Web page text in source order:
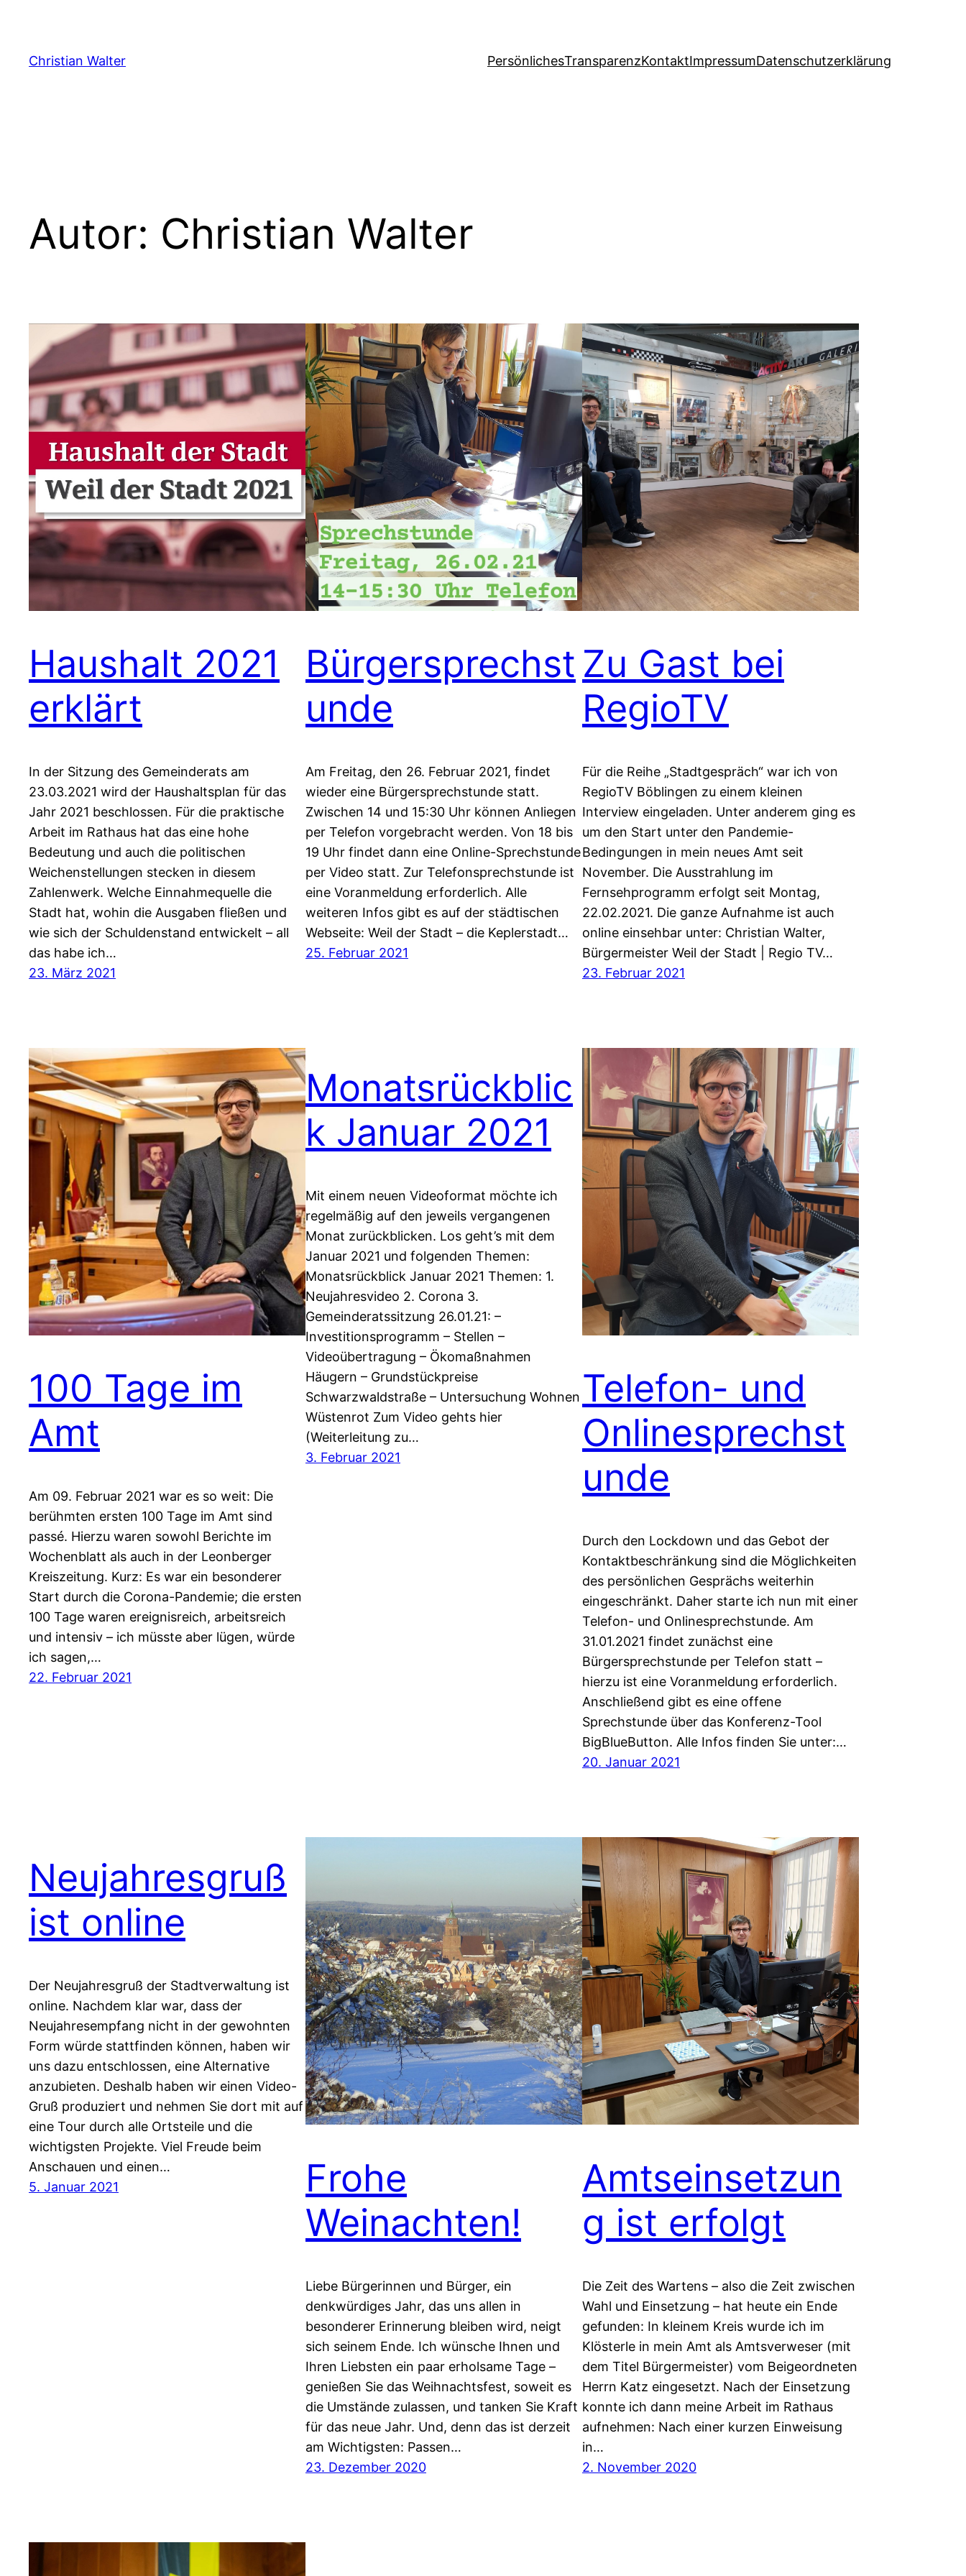
springen
Christian Walter PersönlichesTransparenzKontaktImpressumDatenschutzerklärung
Autor: Christian Walter
Haushalt 2021
erklärt
In der Sitzung des Gemeinderats am
23.03.2021 wird der Haushaltsplan für das
Jahr 2021 beschlossen. Für die praktische
Arbeit im Rathaus hat das eine hohe
Bedeutung und auch die politischen
Weichenstellungen stecken in diesem
Zahlenwerk. Welche Einnahmequelle die
Stadt hat, wohin die Ausgaben fließen und
wie sich der Schuldenstand entwickelt – all
das habe ich…
23. März 2021
Bürgersprechst
unde
Am Freitag, den 26. Februar 2021, findet
wieder eine Bürgersprechstunde statt.
Zwischen 14 und 15:30 Uhr können Anliegen
per Telefon vorgebracht werden. Von 18 bis
19 Uhr findet dann eine Online-Sprechstunde
per Video statt. Zur Telefonsprechstunde ist
eine Voranmeldung erforderlich. Alle
weiteren Infos gibt es auf der städtischen
Webseite: Weil der Stadt – die Keplerstadt…
25. Februar 2021
Zu Gast bei
RegioTV
Für die Reihe „Stadtgespräch“ war ich von
RegioTV Böblingen zu einem kleinen
Interview eingeladen. Unter anderem ging es
um den Start unter den Pandemie-
Bedingungen in mein neues Amt seit
November. Die Ausstrahlung im
Fernsehprogramm erfolgt seit Montag,
22.02.2021. Die ganze Aufnahme ist auch
online einsehbar unter: Christian Walter,
Bürgermeister Weil der Stadt | Regio TV…
23. Februar 2021
100 Tage im
Amt
Am 09. Februar 2021 war es so weit: Die
berühmten ersten 100 Tage im Amt sind
passé. Hierzu waren sowohl Berichte im
Wochenblatt als auch in der Leonberger
Kreiszeitung. Kurz: Es war ein besonderer
Start durch die Corona-Pandemie; die ersten
100 Tage waren ereignisreich, arbeitsreich
und intensiv – ich müsste aber lügen, würde
ich sagen,…
22. Februar 2021
Monatsrückblic
k Januar 2021
Mit einem neuen Videoformat möchte ich
regelmäßig auf den jeweils vergangenen
Monat zurückblicken. Los geht’s mit dem
Januar 2021 und folgenden Themen:
Monatsrückblick Januar 2021 Themen: 1.
Neujahresvideo 2. Corona 3.
Gemeinderatssitzung 26.01.21: –
Investitionsprogramm – Stellen –
Videoübertragung – Ökomaßnahmen
Häugern – Grundstückpreise
Schwarzwaldstraße – Untersuchung Wohnen
Wüstenrot Zum Video gehts hier
(Weiterleitung zu…
3. Februar 2021
Telefon- und
Onlinesprechst
unde
Durch den Lockdown und das Gebot der
Kontaktbeschränkung sind die Möglichkeiten
des persönlichen Gesprächs weiterhin
eingeschränkt. Daher starte ich nun mit einer
Telefon- und Onlinesprechstunde. Am
31.01.2021 findet zunächst eine
Bürgersprechstunde per Telefon statt –
hierzu ist eine Voranmeldung erforderlich.
Anschließend gibt es eine offene
Sprechstunde über das Konferenz-Tool
BigBlueButton. Alle Infos finden Sie unter:…
20. Januar 2021
Neujahresgruß
ist online
Der Neujahresgruß der Stadtverwaltung ist
online. Nachdem klar war, dass der
Neujahresempfang nicht in der gewohnten
Form würde stattfinden können, haben wir
uns dazu entschlossen, eine Alternative
anzubieten. Deshalb haben wir einen Video-
Gruß produziert und nehmen Sie dort mit auf
eine Tour durch alle Ortsteile und die
wichtigsten Projekte. Viel Freude beim
Anschauen und einen…
5. Januar 2021
Frohe
Weinachten!
Liebe Bürgerinnen und Bürger, ein
denkwürdiges Jahr, das uns allen in
besonderer Erinnerung bleiben wird, neigt
sich seinem Ende. Ich wünsche Ihnen und
Ihren Liebsten ein paar erholsame Tage –
genießen Sie das Weihnachtsfest, soweit es
die Umstände zulassen, und tanken Sie Kraft
für das neue Jahr. Und, denn das ist derzeit
am Wichtigsten: Passen…
23. Dezember 2020
Amtseinsetzun
g ist erfolgt
Die Zeit des Wartens – also die Zeit zwischen
Wahl und Einsetzung – hat heute ein Ende
gefunden: In kleinem Kreis wurde ich im
Klösterle in mein Amt als Amtsverweser (mit
dem Titel Bürgermeister) vom Beigeordneten
Herrn Katz eingesetzt. Nach der Einsetzung
konnte ich dann meine Arbeit im Rathaus
aufnehmen: Nach einer kurzen Einweisung
in…
2. November 2020